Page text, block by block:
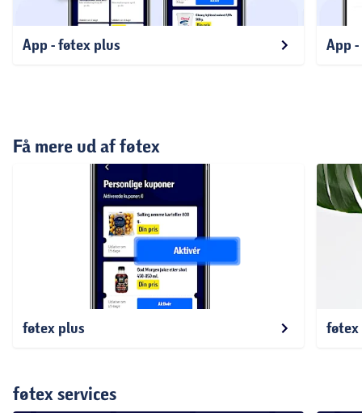
App - føtex plus App
Få mere ud af føtex
føtex plus føtex
føtex services